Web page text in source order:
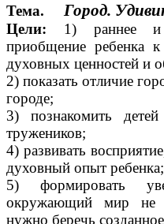
Тема. Город.
Цели: 1) раннее и
приобщение ребенка
духовных ценностей и
2) показать отличие
городе;
3) познакомить
тружеников;
4) развивать
духовный опыт ребенка;
5) формировать
окружающий мир не
нужно беречь